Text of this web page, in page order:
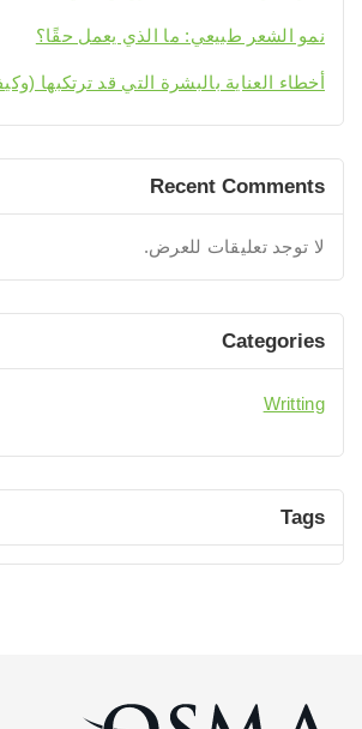
نمو الشعر طبيعي: ما الذي يعمل حقًا؟
أخطاء العناية بالبشرة التي قد ترتكبها
Recent Comments
لا توجد تعليقات للعرض.
Categories
Writting
Tags